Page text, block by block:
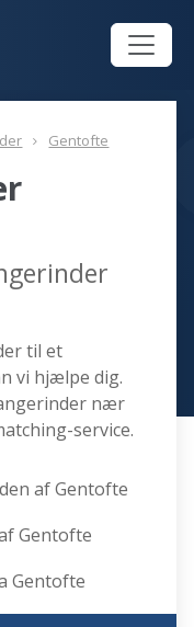
Gentofte
til et
vi hjælpe dig.
nær
service.
af Gentofte
Gentofte
Gentofte